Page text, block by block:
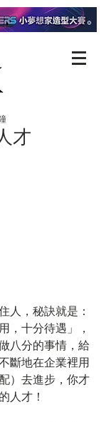
才
人，秘訣就是：
，十分待遇」，
八分的事情，給
斷地在企業裡用
）去進步，你才
人才！